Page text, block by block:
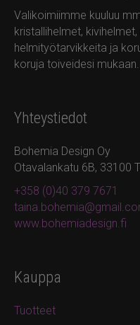
Valikoimiimme kuuluu
kristallihelmet,
helmityötarvikkeita ja
koruja toiveidesi mukaan.
Yhteystiedot
Bohemia Design Oy
Otavalankatu 6B, 33100
+358 (0)40 379 7671
www.bohemiadesign.fi
Kauppa
Tuotteet